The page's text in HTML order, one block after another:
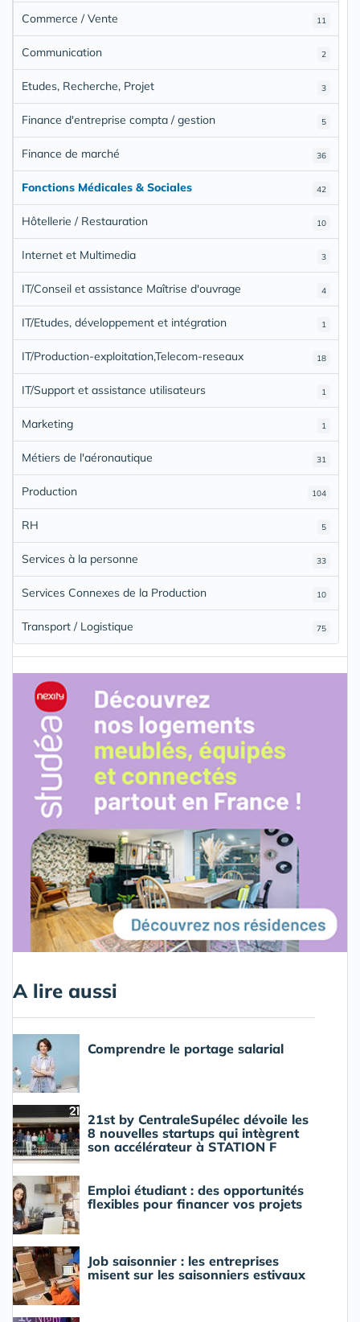
11
Commerce / Vente
2
Communication
3
Etudes, Recherche, Projet
5
Finance d'entreprise compta / gestion
36
Finance de marché
42
Fonctions Médicales & Sociales
10
Hôtellerie / Restauration
3
Internet et Multimedia
4
IT/Conseil et assistance Maîtrise d'ouvrage
1
IT/Etudes, développement et intégration
18
IT/Production-exploitation,Telecom-reseaux
1
IT/Support et assistance utilisateurs
1
Marketing
31
Métiers de l'aéronautique
104
Production
5
RH
33
Services à la personne
10
Services Connexes de la Production
75
Transport / Logistique
A lire aussi
Comprendre le portage salarial
21st by CentraleSupélec dévoile les
8 nouvelles startups qui intègrent
son accélérateur à STATION F
Emploi étudiant : des opportunités
flexibles pour financer vos projets
Job saisonnier : les entreprises
misent sur les saisonniers estivaux